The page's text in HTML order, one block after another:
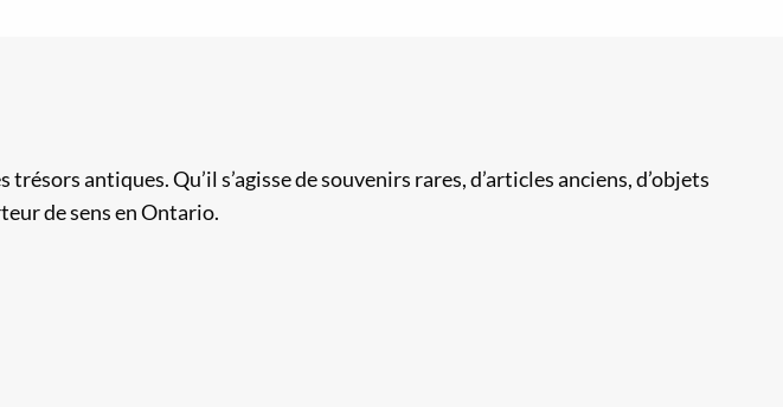
antiques. Qu’il s’agisse de souvenirs rares, d’articles anciens, d’objets
de sens en Ontario.